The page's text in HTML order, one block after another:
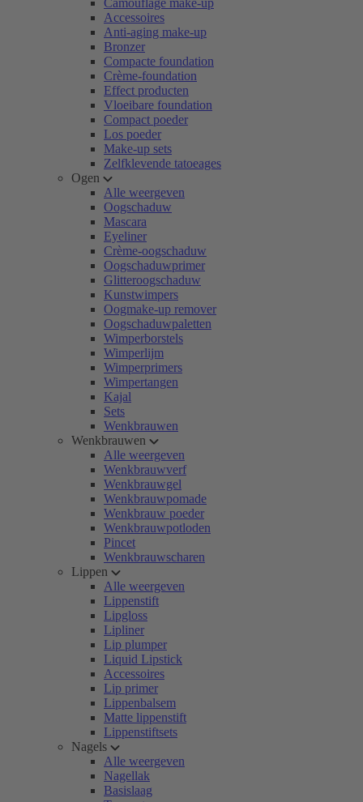
Camouflage make-up
Accessoires
Anti-aging make-up
Bronzer
Compacte foundation
Crème-foundation
Effect producten
Vloeibare foundation
Compact poeder
Los poeder
Make-up sets
Zelfklevende tatoeages
Ogen
Alle weergeven
Oogschaduw
Mascara
Eyeliner
Crème-oogschaduw
Oogschaduwprimer
Glitteroogschaduw
Kunstwimpers
Oogmake-up remover
Oogschaduwpaletten
Wimperborstels
Wimperlijm
Wimperprimers
Wimpertangen
Kajal
Sets
Wenkbrauwen
Wenkbrauwen
Alle weergeven
Wenkbrauwverf
Wenkbrauwgel
Wenkbrauwpomade
Wenkbrauw poeder
Wenkbrauwpotloden
Pincet
Wenkbrauwscharen
Lippen
Alle weergeven
Lippenstift
Lipgloss
Lipliner
Lip plumper
Liquid Lipstick
Accessoires
Lip primer
Lippenbalsem
Matte lippenstift
Lippenstiftsets
Nagels
Alle weergeven
Nagellak
Basislaag